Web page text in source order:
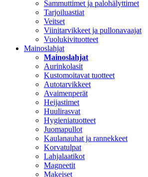
Sammuttimet ja palohälyttimet
Tarjoiluastiat
Veitset
Viinitarvikkeet ja pullonavaajat
Vuolukivituotteet
Mainoslahjat
Mainoslahjat
Aurinkolasit
Kustomoitavat tuotteet
Autotarvikkeet
Avaimenperät
Heijastimet
Huulirasvat
Hygieniatuotteet
Juomapullot
Kaulanauhat ja rannekkeet
Korvatulpat
Lahjalaatikot
Magneetit
Makeiset